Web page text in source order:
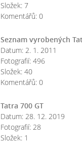
Složek: 7
Komentářů: 0
Seznam vyrobených
Datum: 2. 1. 2011
Fotografií: 496
Složek: 40
Komentářů: 0
Tatra 700 GT
Datum: 28. 12. 2019
Fotografií: 28
Složek: 1